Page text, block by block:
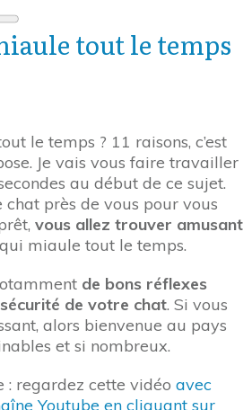
tout le temps
le temps ? 11 raisons, c’est
Je vais vous faire travailler
au début de ce sujet.
chat près de vous pour vous
vous allez trouver amusant
miaule tout le temps.
de bons réflexes
de votre chat. Si vous
alors bienvenue au pays
et si nombreux.
regardez cette vidéo avec
Youtube en cliquant sur